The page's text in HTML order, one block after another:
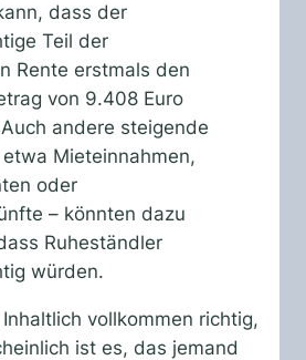
dass der
Teil der
Rente erstmals den
von 9.408 Euro
andere steigende
Mieteinnahmen,
oder
– könnten dazu
Ruheständler
würden.
vollkommen richtig,
ist es, das jemand